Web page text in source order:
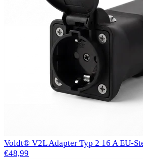
Voldt® V2L Adapter Typ 2 16 A EU-
€48,99